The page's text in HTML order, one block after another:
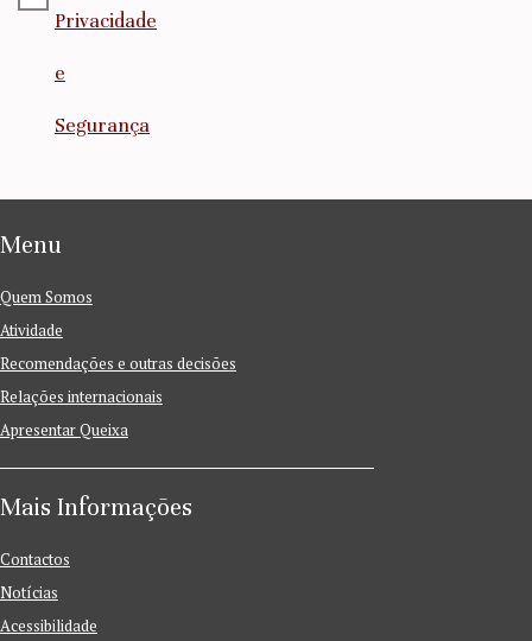
Privacidade
e
Segurança
Menu
Quem Somos
Atividade
Recomendações e outras decisões
Relações internacionais
Apresentar Queixa
Mais Informações
Contactos
Notícias
Acessibilidade